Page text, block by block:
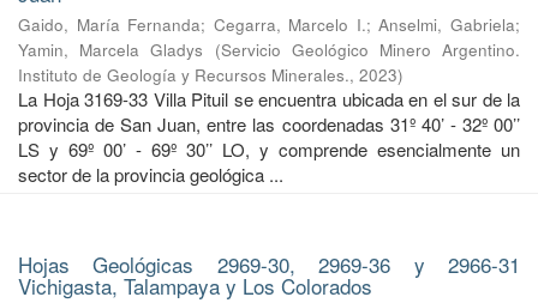
Gaido, María Fernanda; Cegarra, Marcelo I.;Anselmi, Gabriela;
Yamin, Marcela Gladys
(Servicio Geológico Minero Argentino.
Instituto de Geología y Recursos Minerales., 2023)
La Hoja 3169-33 Villa Pituil se encuentra ubicada en el sur de la
provincia de San Juan, entre las coordenadas 31º 40’ - 32º 00’’
LS y 69º 00’ - 69º 30’’ LO, y comprende esencialmente un
sector de la provincia geológica ...
Hojas Geológicas 2969-30, 2969-36 y 2966-31
Vichigasta, Talampaya y Los Colorados